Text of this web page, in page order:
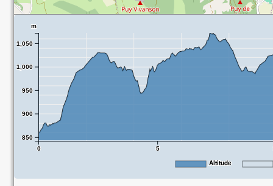
0 5
850
900
950
1,000
1,050
m
Altitude